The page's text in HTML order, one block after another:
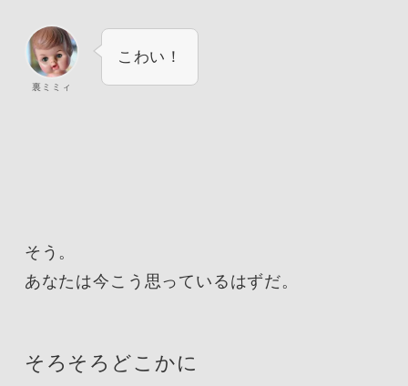
裏ミミィ
こわい！
そう。
あなたは今こう思っているはずだ。
そろそろどこかに